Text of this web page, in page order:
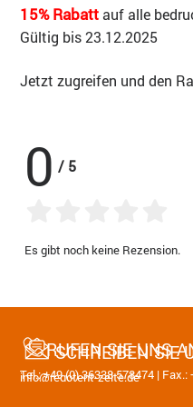
15% Rabattauf alle
Gültig bis 23.12.2025
Jetzt zugreifen und den
0 / 5
Es gibt noch keine Rezension.
RUFEN SIE UNS
Tel.: +49 (0) 36338 578474 |
SCHREIBEN SIE
info@regotent-zelte.de